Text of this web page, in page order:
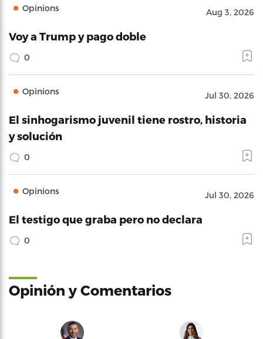
Opinions Aug 3, 2026
Voy a Trump y pago doble
0
Opinions Jul 30, 2026
El sinhogarismo juvenil tiene rostro, historia
y solución
0
Opinions Jul 30, 2026
El testigo que graba pero no declara
0
Opinión y Comentarios